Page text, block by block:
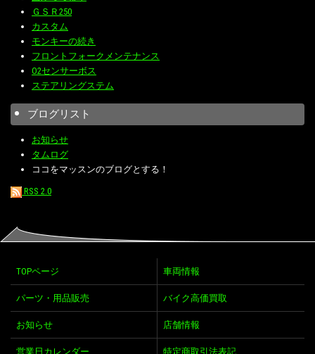
ＧＳＲ250
カスタム
モンキーの続き
フロントフォークメンテナンス
O2センサーボス
ステアリングステム
ブログリスト
お知らせ
タムログ
ココをマッスンのブログとする！
RSS 2.0
TOPページ 車両情報
パーツ・用品販売 バイク高価買取
お知らせ 店舗情報
営業日カレンダー 特定商取引法表記